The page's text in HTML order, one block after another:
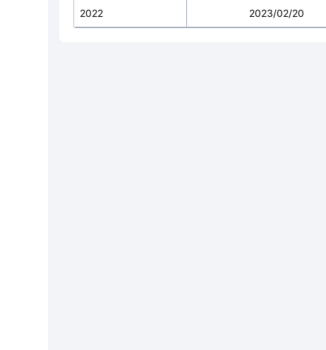
2022 2023/02/20